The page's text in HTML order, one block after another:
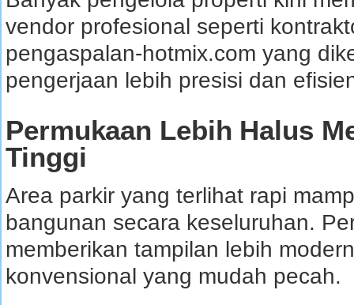
vendor profesional seperti
pengaspalan-hotmix.com yang
pengerjaan lebih presisi dan
Permukaan Lebih Halus
Tinggi
Area parkir yang terlihat rapi
bangunan secara keseluruhan.
memberikan tampilan lebih
konvensional yang mudah pecah.